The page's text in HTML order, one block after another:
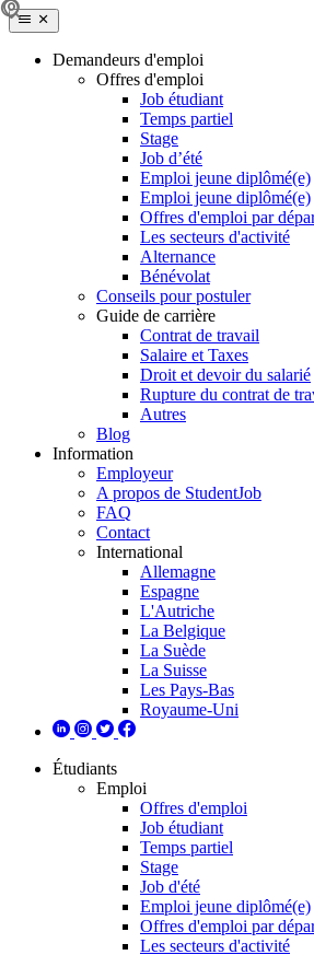
Demandeurs d'emploi
Offres d'emploi
Job étudiant
Temps partiel
Stage
Job d’été
Emploi jeune diplômé(e)
Emploi jeune diplômé(e)
Offres d'emploi par
Les secteurs d'activité
Alternance
Bénévolat
Conseils pour postuler
Guide de carrière
Contrat de travail
Salaire et Taxes
Droit et devoir du salarié
Rupture du contrat de
Autres
Blog
Information
Employeur
A propos de StudentJob
FAQ
Contact
International
Allemagne
Espagne
L'Autriche
La Belgique
La Suède
La Suisse
Les Pays-Bas
Royaume-Uni
Étudiants
Emploi
Offres d'emploi
Job étudiant
Temps partiel
Stage
Job d'été
Emploi jeune diplômé(e)
Offres d'emploi par
Les secteurs d'activité